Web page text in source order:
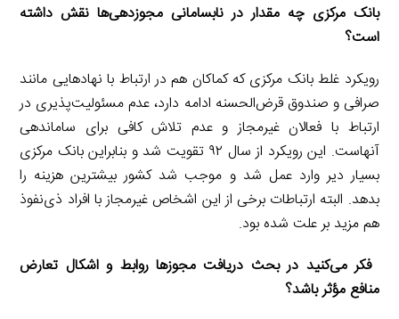
‌‌بانک مرکزی چه مقدار در نابسامانی مجوزدهی‌ها نقش داشته
است؟
رویکرد غلط بانک مرکزی که کماکان هم در ارتباط با نهادهایی مانند
صرافی و صندوق قرض‌الحسنه ادامه دارد، عدم مسئولیت‌‌پذیری در
ارتباط با فعالان غیرمجاز و عدم تلاش کافی برای ساماندهی
آنهاست. این رویکرد از سال ۹۲ تقویت شد و بنابراین بانک مرکزی
بسیار دیر وارد عمل شد و موجب شد کشور بیشترین هزینه را
بدهد. البته ارتباطات برخی از این اشخاص غیرمجاز با افراد ذی‌نفوذ
هم مزید بر علت شده بود.
فکر می‌کنید در بحث دریافت مجوزها روابط و اشکال تعارض
منافع مؤثر باشد؟